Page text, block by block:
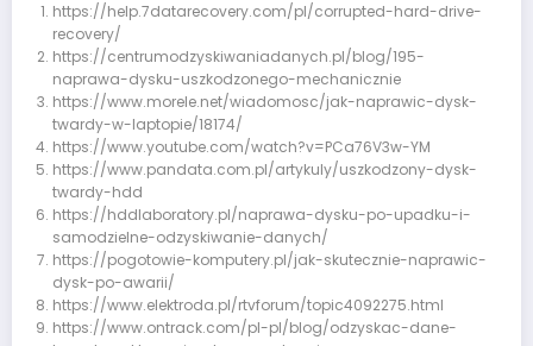
https://help.7datarecovery.com/pl/corrupted-hard-drive-
recovery/
https://centrumodzyskiwaniadanych.pl/blog/195-
naprawa-dysku-uszkodzonego-mechanicznie
https://www.morele.net/wiadomosc/jak-naprawic-dysk-
twardy-w-laptopie/18174/
https://www.youtube.com/watch?v=PCa76V3w-YM
https://www.pandata.com.pl/artykuly/uszkodzony-dysk-
twardy-hdd
https://hddlaboratory.pl/naprawa-dysku-po-upadku-i-
samodzielne-odzyskiwanie-danych/
https://pogotowie-komputery.pl/jak-skutecznie-naprawic-
dysk-po-awarii/
https://www.elektroda.pl/rtvforum/topic4092275.html
https://www.ontrack.com/pl-pl/blog/odzyskac-dane-